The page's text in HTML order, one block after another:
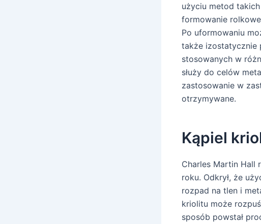
użyciu metod
formowanie
Po uformowaniu
także izostatycznie
stosowanych w
służy do celów
zastosowanie w
otrzymywane.
Kąpiel
Charles Martin Hall
roku. Odkrył, że
rozpad na tlen i
kriolitu może
sposób powstał